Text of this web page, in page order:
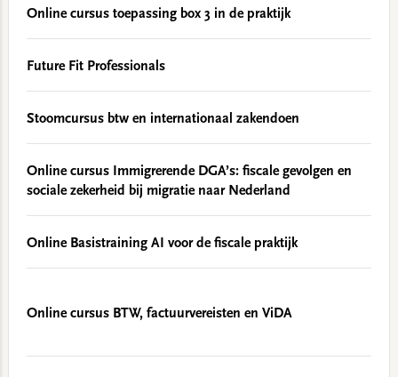
Online cursus toepassing box 3 in de praktijk
Future Fit Professionals
Stoomcursus btw en internationaal zakendoen
Online cursus Immigrerende DGA’s: fiscale gevolgen en
sociale zekerheid bij migratie naar Nederland
Online Basistraining AI voor de fiscale praktijk
Online cursus BTW, factuurvereisten en ViDA